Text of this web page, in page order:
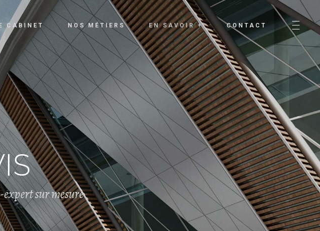
CABINET NOS MÉTIERS EN SAVOIR + CONTACT
sur mesure